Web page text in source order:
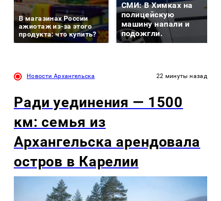
В магазинах России
ажиотаж из-за этого
продукта: что купить?
СМИ: В Химках на
полицейскую
машину напали и
подожгли.
Новости Архангельска 22 минуты назад
Ради уединения — 1500
км: семья из
Архангельска арендовала
остров в Карелии